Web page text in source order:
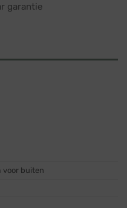
garantie
voor buiten